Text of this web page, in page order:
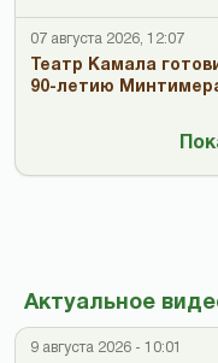
07 августа 2026, 12:07
Театр Камала
90-летию
Актуальное
9 августа 2026 - 10:01